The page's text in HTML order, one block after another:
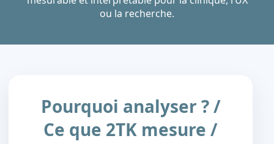
ou la recherche.
Pourquoi analyser ? /
Ce que 2TK mesure /